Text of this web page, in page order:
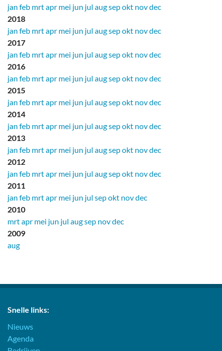
jan feb mrtapr mei jun jul augsepokt novdec
2018
jan feb mrtapr mei jun jul augsepokt novdec
2017
jan feb mrtapr mei jun jul augsepokt novdec
2016
jan feb mrtapr mei jun jul augsepokt novdec
2015
jan feb mrtapr mei jun jul augsepokt novdec
2014
jan feb mrtapr mei jun jul augsepokt novdec
2013
jan feb mrtapr mei jun jul augsepokt novdec
2012
jan feb mrtapr mei jun jul augsepokt novdec
2011
jan feb mrtapr mei jun jul sepokt novdec
2010
mrtapr mei jun jul augsep novdec
2009
aug
Snelle links:
Nieuws
Agenda